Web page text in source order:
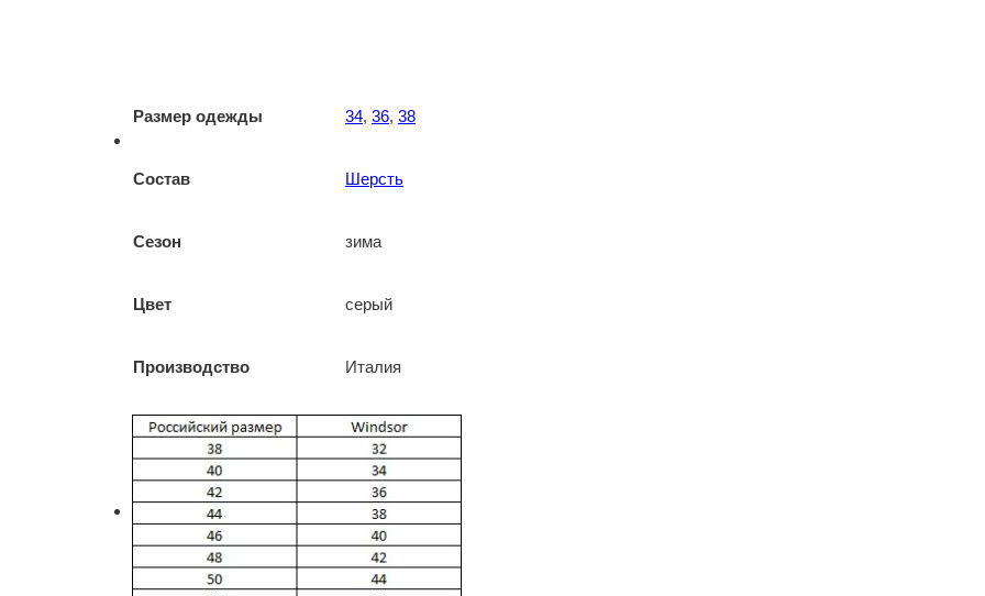
Размер одежды 34, 36, 38
Состав Шерсть
Сезон зима
Цвет серый
Производство Италия